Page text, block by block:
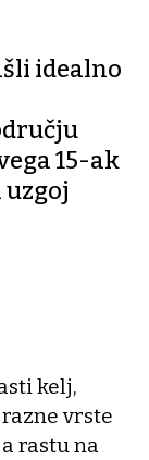
idealno
15-ak
kelj,
vrste
rastu na